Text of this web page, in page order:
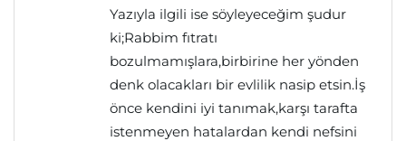
Yazıyla ilgili ise söyleyeceğim şudur
ki;Rabbim fıtratı
bozulmamışlara,birbirine her yönden
denk olacakları bir evlilik nasip etsin.İş
önce kendini iyi tanımak,karşı tarafta
istenmeyen hatalardan kendi nefsini